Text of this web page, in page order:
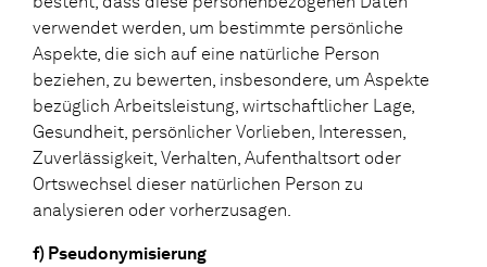
verwendet werden, um bestimmte persönliche
Aspekte, die sich auf eine natürliche Person
beziehen, zu bewerten, insbesondere, um Aspekte
bezüglich Arbeitsleistung, wirtschaftlicher Lage,
Gesundheit, persönlicher Vorlieben, Interessen,
Zuverlässigkeit, Verhalten, Aufenthaltsort oder
Ortswechsel dieser natürlichen Person zu
analysieren oder vorherzusagen.
f) Pseudonymisierung